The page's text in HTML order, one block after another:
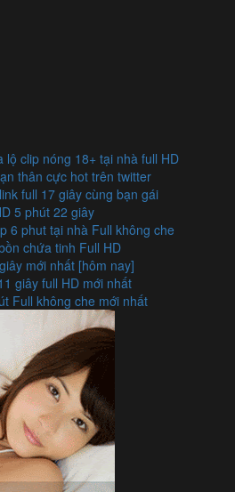
lộ clip nóng 18+ tại nhà full HD
thân cực hot trên twitter
full 17 giây cùng bạn gái
5 phút 22 giây
6 phut tại nhà Full không che
chứa tinh Full HD
mới nhất [hôm nay]
giây full HD mới nhất
Full không che mới nhất